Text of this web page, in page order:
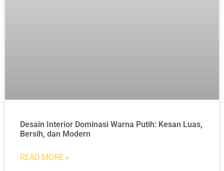
Desain Interior Dominasi Warna Putih: Kesan Luas,
Bersih, dan Modern
READ MORE »